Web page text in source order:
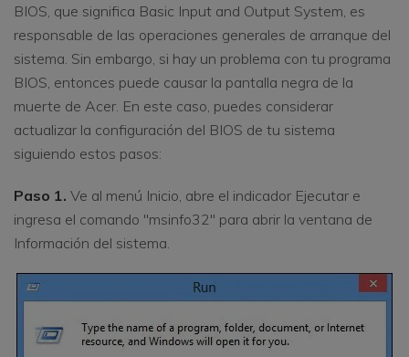
BIOS, que significa Basic Input and Output System, es
responsable de las operaciones generales de arranque del
sistema. Sin embargo, si hay un problema con tu programa
BIOS, entonces puede causar la pantalla negra de la
muerte de Acer. En este caso, puedes considerar
actualizar la configuración del BIOS de tu sistema
siguiendo estos pasos:
Paso 1. Ve al menú Inicio, abre el indicador Ejecutar e
ingresa el comando "msinfo32" para abrir la ventana de
Información del sistema.